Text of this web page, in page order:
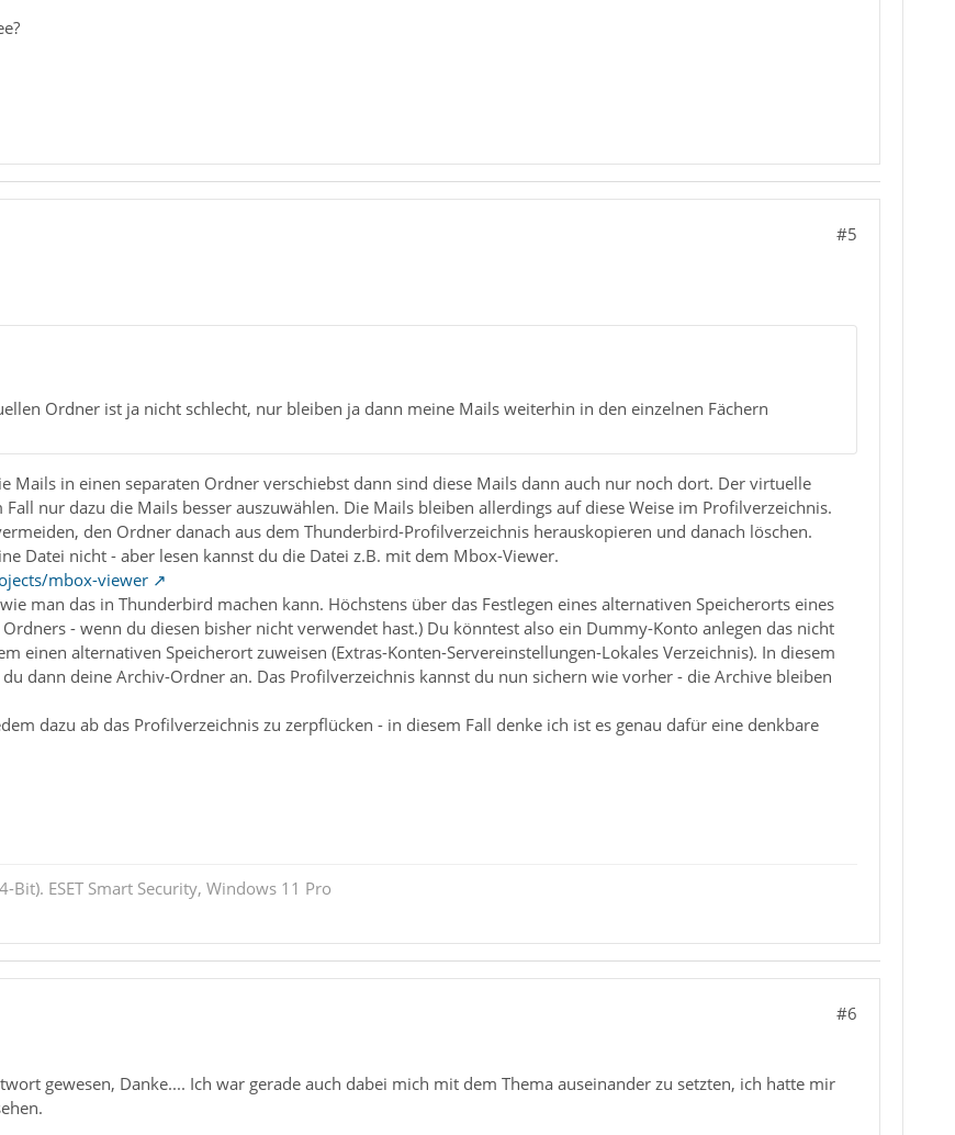
#5
Ordner ist ja nicht schlecht, nur bleiben ja dann meine Mails weiterhin in den einzelnen Fächern
Mails in einen separaten Ordner verschiebst dann sind diese Mails dann auch nur noch dort. Der virtuelle
nur dazu die Mails besser auszuwählen. Die Mails bleiben allerdings auf diese Weise im Profilverzeichnis.
den Ordner danach aus dem Thunderbird-Profilverzeichnis herauskopieren und danach löschen.
Datei nicht - aber lesen kannst du die Datei z.B. mit dem Mbox-Viewer.
mbox-viewer
man das in Thunderbird machen kann. Höchstens über das Festlegen eines alternativen Speicherorts eines
- wenn du diesen bisher nicht verwendet hast.) Du könntest also ein Dummy-Konto anlegen das nicht
einen alternativen Speicherort zuweisen (Extras-Konten-Servereinstellungen-Lokales Verzeichnis). In diesem
du dann deine Archiv-Ordner an. Das Profilverzeichnis kannst du nun sichern wie vorher - die Archive bleiben
dazu ab das Profilverzeichnis zu zerpflücken - in diesem Fall denke ich ist es genau dafür eine denkbare
Bit). ESET Smart Security, Windows 11 Pro
#6
gewesen, Danke.... Ich war gerade auch dabei mich mit dem Thema auseinander zu setzten, ich hatte mir